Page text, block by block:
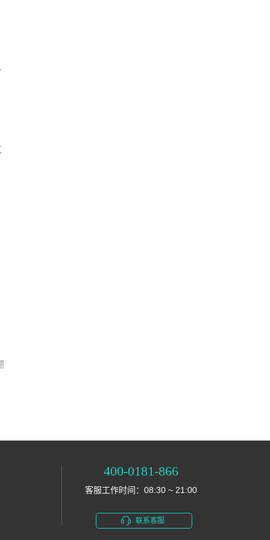
400-0181-866
客服工作时间：08:30 ~ 21:00
联系客服